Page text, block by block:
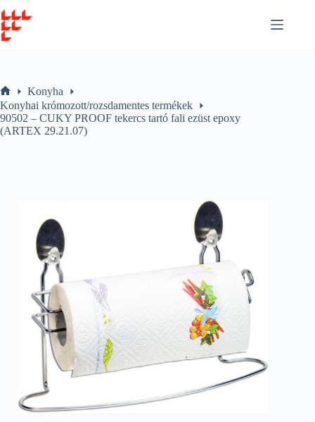
to
content
Home
Konyha
Konyhai krómozott/rozsdamentes termékek
90502 – CUKY PROOF tekercs tartó fali ezüst epoxy
(ARTEX 29.21.07)